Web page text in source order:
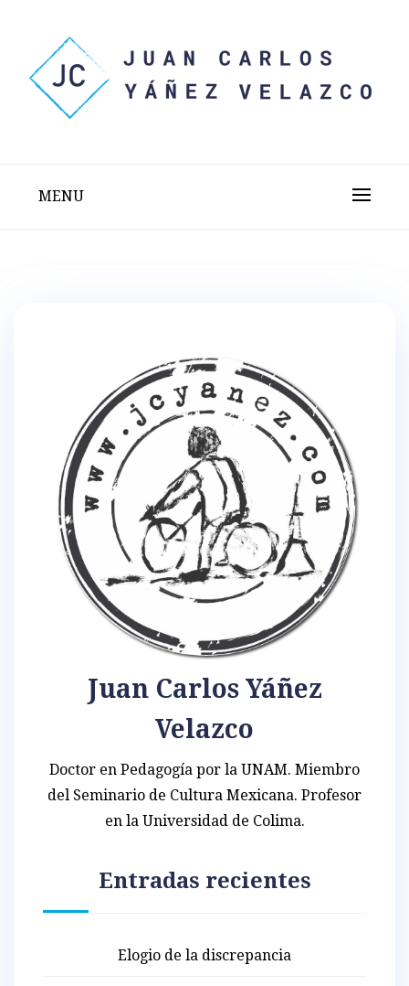
content
MENU
Juan Carlos Yáñez
Velazco
Doctor en Pedagogía por la UNAM. Miembro
del Seminario de Cultura Mexicana. Profesor
en la Universidad de Colima.
Entradas recientes
Elogio de la discrepancia